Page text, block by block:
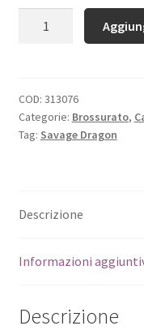
COD: 313076
Categorie: Brossurato,
Tag: Savage Dragon
Descrizione
Informazioni
Descrizione